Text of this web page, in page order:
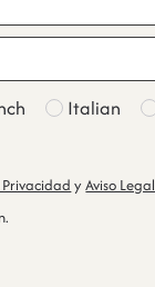
Italian
yAviso Legal